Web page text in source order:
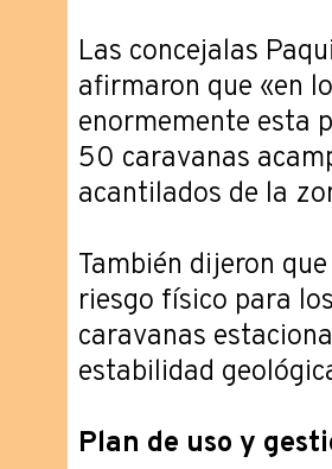
Las concejalas
afirmaron que «en
enormemente esta
50 caravanas
acantilados de la
También dijeron
riesgo físico para
caravanas
estabilidad
Plan de uso y